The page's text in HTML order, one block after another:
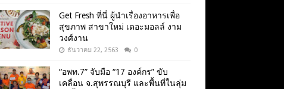
Get​ Fresh​ ที่นี่ ผู้นำเรื่องอาหารเพื่อ
สุขภาพ​ สาขาใหม่ เดอะมอลล์ งาม
วงศ์งาน
ธันวาคม 22, 2563 0
“อพท.7” จับมือ “17 องค์กร” ขับ
เคลื่อน จ.สุพรรณบุรี และพื้นที่ในลุ่ม